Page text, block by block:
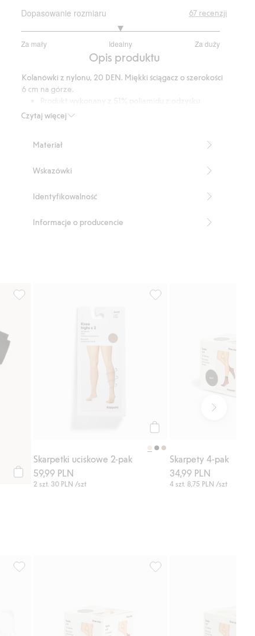
Dopasowanie rozmiaru
Za mały Idealny Za duży
na
44
67 recenzji
Opis produktu
Czytaj więcej
Kolanówki z nylonu, 20 DEN. Miękki ściągacz o szerokości
6 cm na górze.
Numer artykułu
Materiał
Wskazówki
Identyfikowalność
Informacje o producencie
Skarpetki uciskowe 2-pak
59,99 PLN
2 szt. 30 PLN /szt
Skarpety 4-pak
34,99 PLN
4 szt. 8,75 PLN /szt